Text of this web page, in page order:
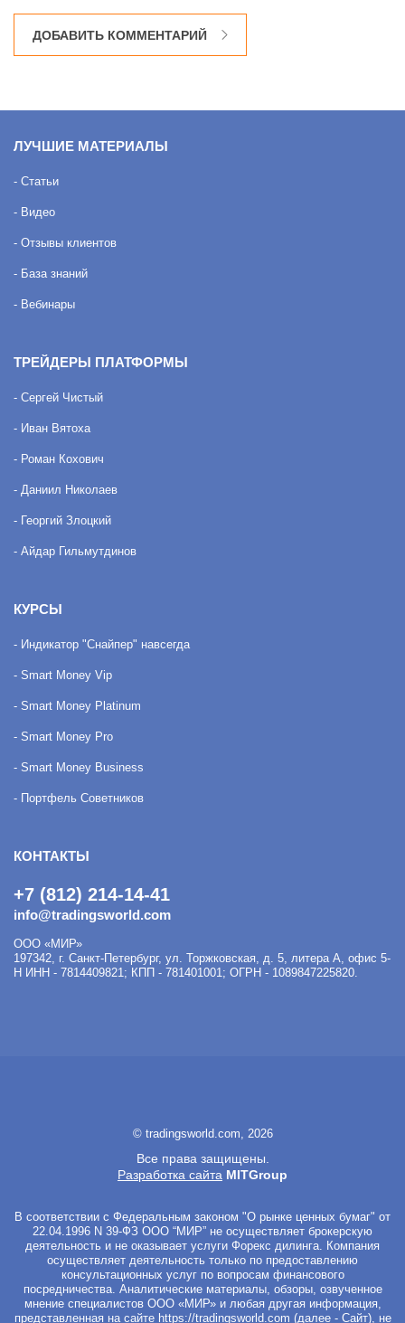
ДОБАВИТЬ КОММЕНТАРИЙ
ЛУЧШИЕ МАТЕРИАЛЫ
- Статьи
- Видео
- Отзывы клиентов
- База знаний
- Вебинары
ТРЕЙДЕРЫ ПЛАТФОРМЫ
- Сергей Чистый
- Иван Вятоха
- Роман Кохович
- Даниил Николаев
- Георгий Злоцкий
- Айдар Гильмутдинов
КУРСЫ
- Индикатор "Снайпер" навсегда
- Smart Money Vip
- Smart Money Platinum
- Smart Money Pro
- Smart Money Business
- Портфель Советников
КОНТАКТЫ
+7 (812) 214-14-41
info@tradingsworld.com
ООО «МИР»
197342, г. Санкт-Петербург, ул. Торжковская, д. 5, литера А, офис 5-
Н ИНН - 7814409821; КПП - 781401001; ОГРН - 1089847225820.
© tradingsworld.com, 2026
Все права защищены.
Разработка сайта MITGroup
В соответствии с Федеральным законом "О рынке ценных бумаг" от
22.04.1996 N 39-ФЗ ООО “МИР” не осуществляет брокерскую
деятельность и не оказывает услуги Форекс дилинга. Компания
осуществляет деятельность только по предоставлению
консультационных услуг по вопросам финансового
посредничества. Аналитические материалы, обзоры, озвученное
мнение специалистов ООО «МИР» и любая другая информация,
представленная на сайте https://tradingsworld.com (далее - Сайт), не